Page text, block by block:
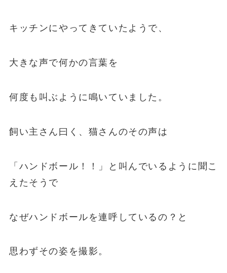
キッチンにやってきていたようで、
大きな声で何かの言葉を
何度も叫ぶように鳴いていました。
飼い主さん曰く、猫さんのその声は
「ハンドボール！！」と叫んでいるように聞こ
えたそうで
なぜハンドボールを連呼しているの？と
思わずその姿を撮影。